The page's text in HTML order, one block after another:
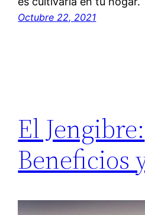
Octubre 22, 2021
El Jengibre:
Beneficios